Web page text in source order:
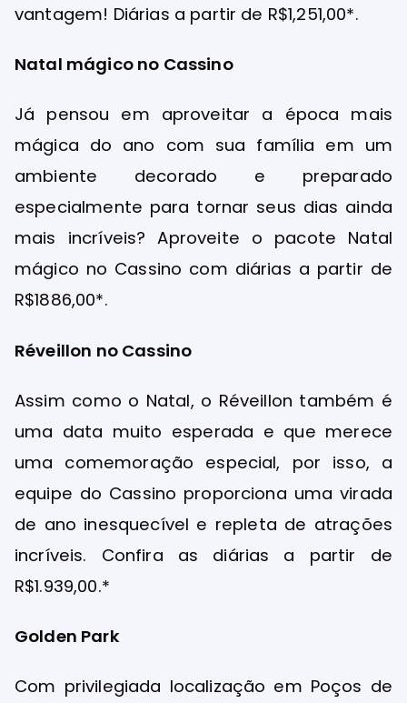
vantagem! Diárias a partir de R$1,251,00*.
Natal mágico no Cassino
Já pensou em aproveitar a época mais
mágica do ano com sua família em um
ambiente decorado e preparado
especialmente para tornar seus dias ainda
mais incríveis? Aproveite o pacote Natal
mágico no Cassino com diárias a partir de
R$1886,00*.
Réveillon no Cassino
Assim como o Natal, o Réveillon também é
uma data muito esperada e que merece
uma comemoração especial, por isso, a
equipe do Cassino proporciona uma virada
de ano inesquecível e repleta de atrações
incríveis. Confira as diárias a partir de
R$1.939,00.*
Golden Park
Com privilegiada localização em Poços de